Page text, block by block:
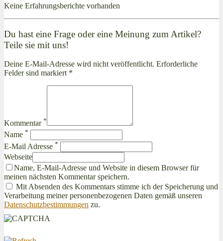
Keine Erfahrungsberichte vorhanden
Du hast eine Frage oder eine Meinung zum Artikel?
Teile sie mit uns!
Deine E-Mail-Adresse wird nicht veröffentlicht. Erforderliche
Felder sind markiert *
Kommentar *
Name *
E-Mail Adresse *
Webseite
Name, E-Mail-Adresse und Website in diesem Browser für
meinen nächsten Kommentar speichern.
Mit Absenden des Kommentars stimme ich der Speicherung und
Verarbeitung meiner personenbezogenen Daten gemäß unseren
Datenschutzbestimmungen zu.